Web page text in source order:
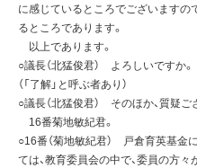
に感じているところでございますの
るところであります。
以上であります。
○議長（北猛俊君） よろしいですか。
（「了解」と呼ぶ者あり）
○議長（北猛俊君） そのほか、質疑ご
16番菊地敏紀君。
○16番（菊地敏紀君） 戸倉育英基金
ては、教育委員会の中で、委員の方